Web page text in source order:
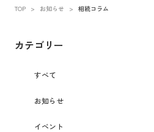
TOP > お知らせ > 相続コラム
カテゴリー
すべて
お知らせ
イベント